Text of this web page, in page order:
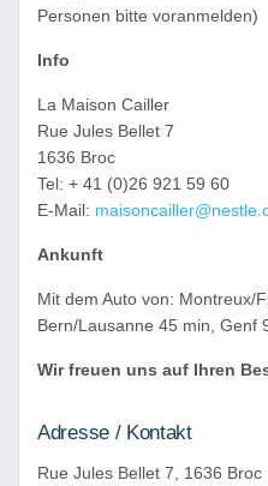
Personen bitte voranmelden)
Info
La Maison Cailler
Rue Jules Bellet 7
1636 Broc
Tel: + 41 (0)26 921 59 60
E-Mail:
Ankunft
Mit dem Auto von: Montreux/
Bern/Lausanne 45 min, Genf
Wir freuen uns auf Ihren
Adresse / Kontakt
Rue Jules Bellet 7, 1636 Broc